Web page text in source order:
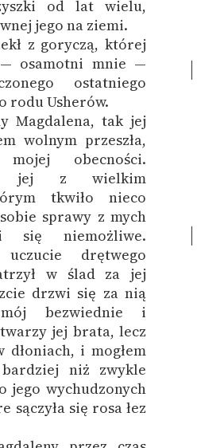
od lat wielu,
jego na ziemi.
z goryczą, której
osamotni mnie —
ostatniego
rodu Usherów.
Magdalena, tak jej
wolnym przeszła,
obecności.
jej z wielkim
tkwiło nieco
sprawy z mych
się niemożliwe.
uczucie drętwego
w ślad za jej
drzwi się za nią
bezwiednie i
jej brata, lecz
i mogłem
niż zwykle
jego wychudzonych
sączyła się rosa łez